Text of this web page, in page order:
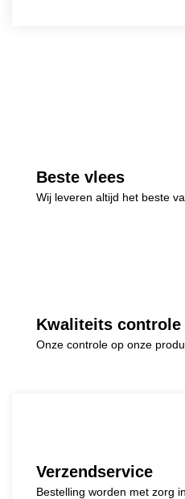
Beste vlees
Wij leveren altijd het beste
Kwaliteits controle
Onze controle op onze
Verzendservice
Bestelling worden met zorg